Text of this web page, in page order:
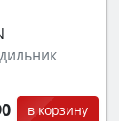
в корзину